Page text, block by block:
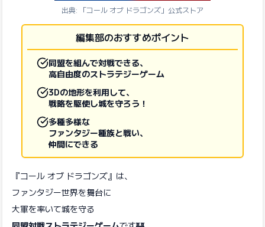
出典: 「コール オブ ドラゴンズ」公式ストア
編集部のおすすめポイント
同盟を組んで対戦できる、
高自由度のストラテジーゲーム
3Dの地形を利用して、
戦略を駆使し城を守ろう！
多種多様な
ファンタジー種族と戦い、
仲間にできる
『コール オブ ドラゴンズ』は、
ファンタジー世界を舞台に
大軍を率いて城を守る